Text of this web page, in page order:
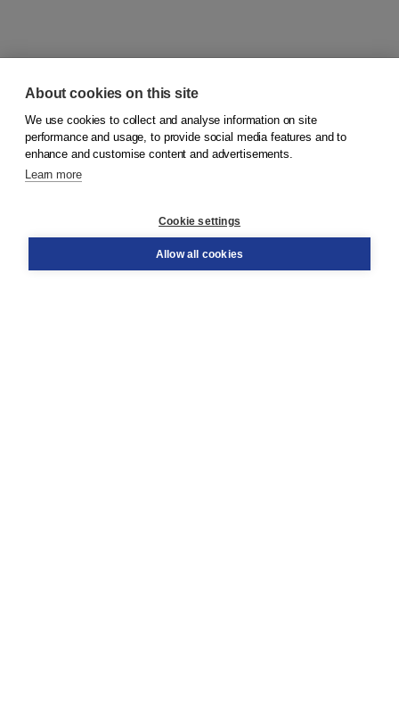
© 2026Koninklijke Boom uitgevers
Order
About cookies on this site
We use cookies to collect and analyse information on site
performance and usage, to provide social media features and to
enhance and customise content and advertisements.
Learn more
Cookie settings
Allow all cookies